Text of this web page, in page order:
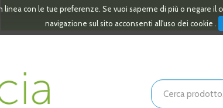
con le tue preferenze. Se vuoi saperne di più o negare il
navigazione sul sito acconsenti all'uso dei cookie .
Cerca
Prodotto